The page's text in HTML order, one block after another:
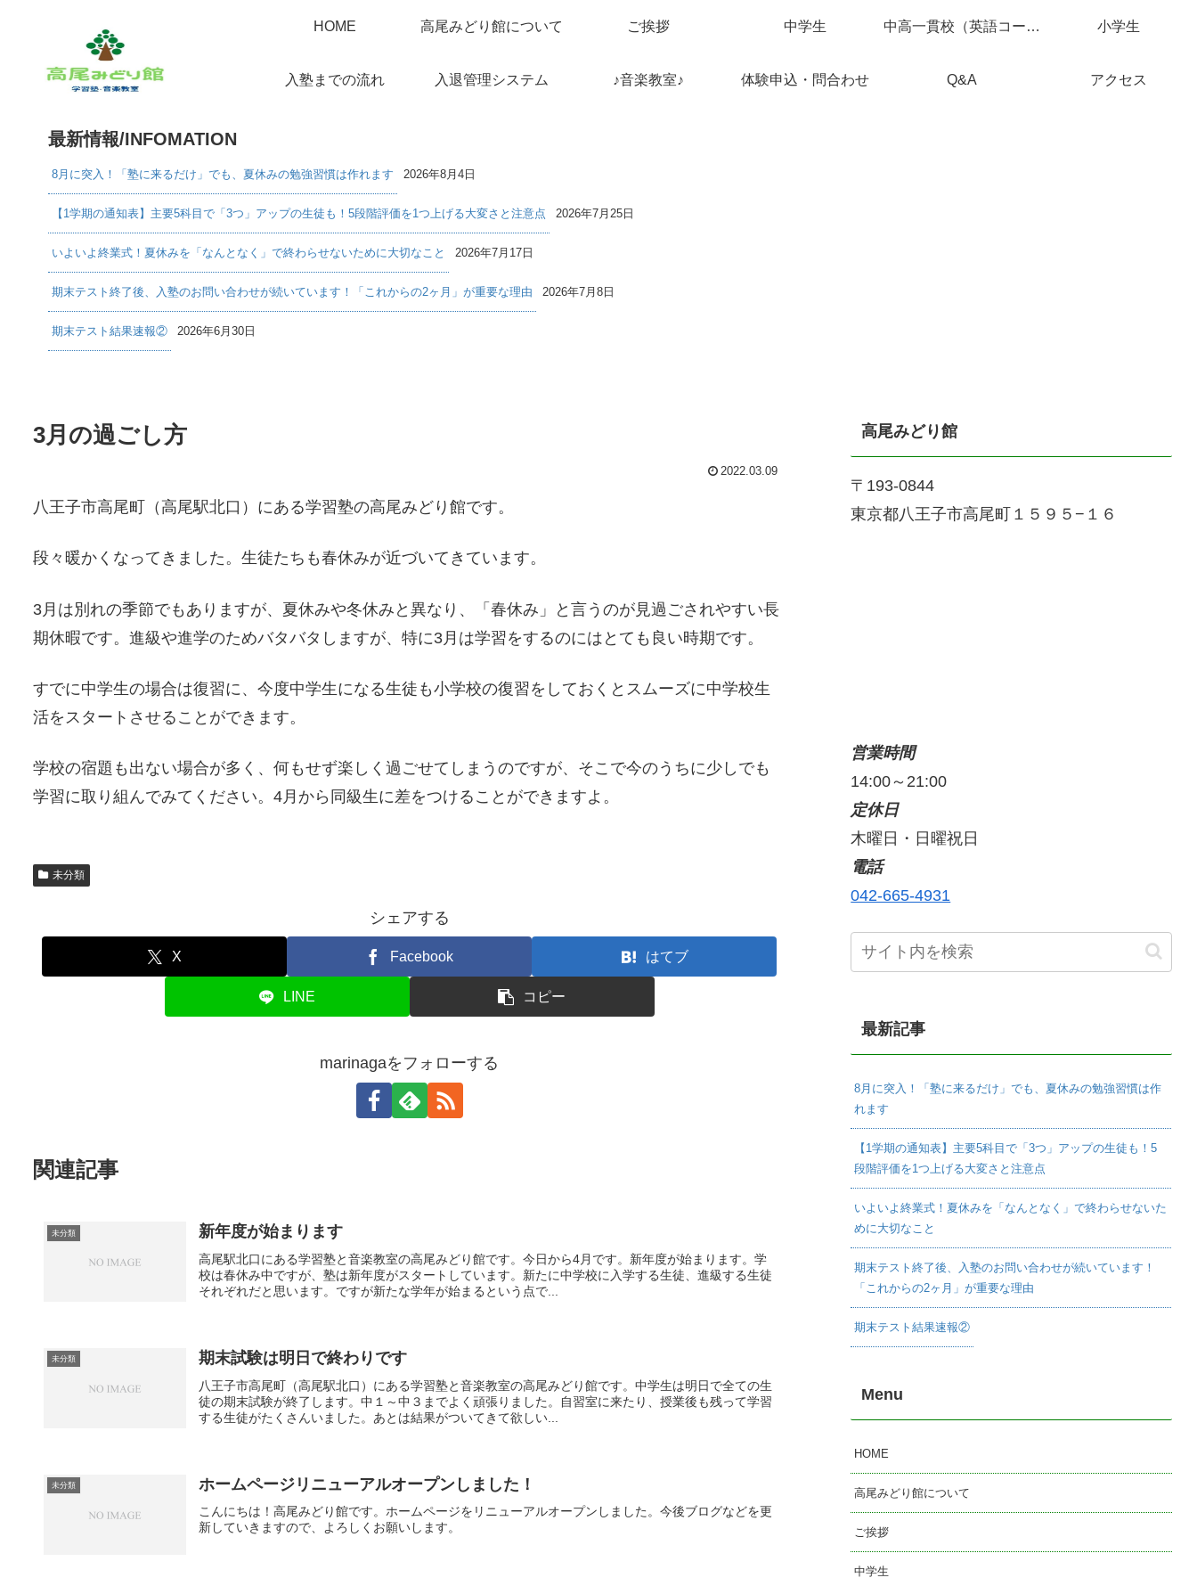
HOME 高尾みどり館について ご挨拶 中学生 中高一貫校（英語コース） 小学生
入塾までの流れ 入退管理システム ♪音楽教室♪ 体験申込・問合わせ Q&A アクセス
最新情報/INFOMATION
8月に突入！「塾に来るだけ」でも、夏休みの勉強習慣は作れます 2026年8月4日
【1学期の通知表】主要5科目で「3つ」アップの生徒も！5段階評価を1つ上げる大変さと注意点 2026年7月25日
いよいよ終業式！夏休みを「なんとなく」で終わらせないために大切なこと 2026年7月17日
期末テスト終了後、入塾のお問い合わせが続いています！「これからの2ヶ月」が重要な理由 2026年7月8日
期末テスト結果速報② 2026年6月30日
3月の過ごし方
2022.03.09
八王子市高尾町（高尾駅北口）にある学習塾の高尾みどり館です。
段々暖かくなってきました。生徒たちも春休みが近づいてきています。
3月は別れの季節でもありますが、夏休みや冬休みと異なり、「春休み」と言うのが見過ごされやすい長
期休暇です。進級や進学のためバタバタしますが、特に3月は学習をするのにはとても良い時期です。
すでに中学生の場合は復習に、今度中学生になる生徒も小学校の復習をしておくとスムーズに中学校生
活をスタートさせることができます。
学校の宿題も出ない場合が多く、何もせず楽しく過ごせてしまうのですが、そこで今のうちに少しでも
学習に取り組んでみてください。4月から同級生に差をつけることができますよ。
未分類
シェアする
X Facebook はてブ
LINE コピー
marinagaをフォローする
関連記事
未分類 新年度が始まります
高尾駅北口にある学習塾と音楽教室の高尾みどり館です。今日から4月です。新年度が始まります。学
校は春休み中ですが、塾は新年度がスタートしています。新たに中学校に入学する生徒、進級する生徒
それぞれだと思います。ですが新たな学年が始まるという点で...
未分類 期末試験は明日で終わりです
八王子市高尾町（高尾駅北口）にある学習塾と音楽教室の高尾みどり館です。中学生は明日で全ての生
徒の期末試験が終了します。中１～中３までよく頑張りました。自習室に来たり、授業後も残って学習
する生徒がたくさんいました。あとは結果がついてきて欲しい...
未分類 ホームページリニューアルオープンしました！
こんにちは！高尾みどり館です。ホームページをリニューアルオープンしました。今後ブログなどを更
新していきますので、よろしくお願いします。
高尾みどり館
〒193-0844
東京都八王子市高尾町１５９５−１６
営業時間
14:00～21:00
定休日
木曜日・日曜祝日
電話
042-665-4931
最新記事
8月に突入！「塾に来るだけ」でも、夏休みの勉強習慣は作
れます
【1学期の通知表】主要5科目で「3つ」アップの生徒も！5
段階評価を1つ上げる大変さと注意点
いよいよ終業式！夏休みを「なんとなく」で終わらせないた
めに大切なこと
期末テスト終了後、入塾のお問い合わせが続いています！
「これからの2ヶ月」が重要な理由
期末テスト結果速報②
Menu
HOME
高尾みどり館について
ご挨拶
中学生